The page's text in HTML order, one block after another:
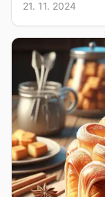
21. 11. 2024